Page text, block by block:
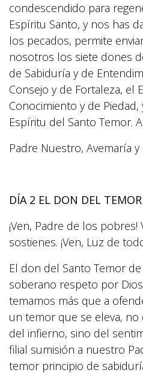
condescendido para
Espíritu Santo, y nos has
los pecados, permite
nosotros los siete dones
de Sabiduría y de
Consejo y de Fortaleza, el
Conocimiento y de
Espíritu del Santo Temor.
Padre Nuestro, Avemaría
DÍA 2 EL DON DEL
¡Ven, Padre de los
sostienes. ¡Ven, Luz de
El don del Santo Temor
soberano respeto por
temamos más que a
un temor que se eleva,
del infierno, sino del
filial sumisión a nuestro
temor principio de